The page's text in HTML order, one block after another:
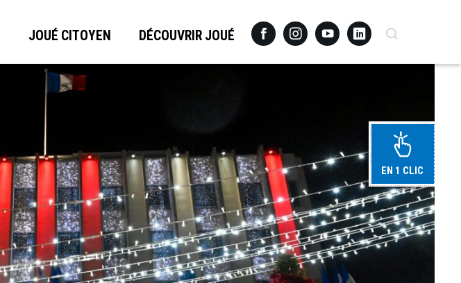
JOUÉ CITOYEN DÉCOUVRIR JOUÉ FacebookInstagramYoutubeLinkedinRecherche
EN 1 CLIC